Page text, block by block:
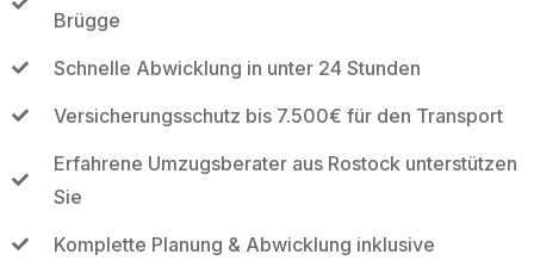
Brügge
Schnelle Abwicklung in unter 24 Stunden
Versicherungsschutz bis 7.500€ für den Transport
Erfahrene Umzugsberater aus Rostock unterstützen
Sie
Komplette Planung & Abwicklung inklusive